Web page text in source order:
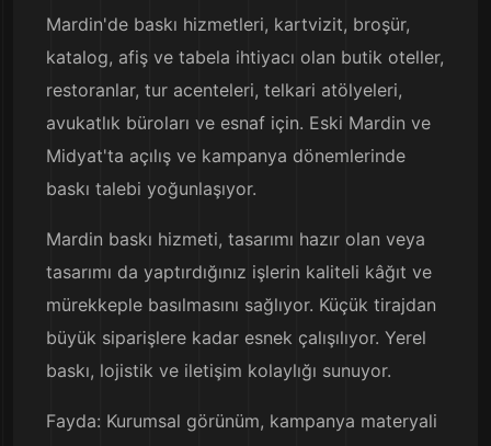
Mardin'de baskı hizmetleri, kartvizit, broşür,
katalog, afiş ve tabela ihtiyacı olan butik oteller,
restoranlar, tur acenteleri, telkari atölyeleri,
avukatlık büroları ve esnaf için. Eski Mardin ve
Midyat'ta açılış ve kampanya dönemlerinde
baskı talebi yoğunlaşıyor.
Mardin baskı hizmeti, tasarımı hazır olan veya
tasarımı da yaptırdığınız işlerin kaliteli kâğıt ve
mürekkeple basılmasını sağlıyor. Küçük tirajdan
büyük siparişlere kadar esnek çalışılıyor. Yerel
baskı, lojistik ve iletişim kolaylığı sunuyor.
Fayda: Kurumsal görünüm, kampanya materyali